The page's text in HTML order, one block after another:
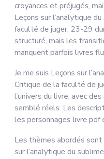
croyances et préjugés,
Leçons sur l’analytique
faculté de juger, 23-29
structuré, mais les
manquent parfois livres
Je me suis Leçons sur
Critique de la faculté de
l’univers du livre, avec
semblé réels. Les
les personnages livre pdf
Les thèmes abordés
sur l’analytique du